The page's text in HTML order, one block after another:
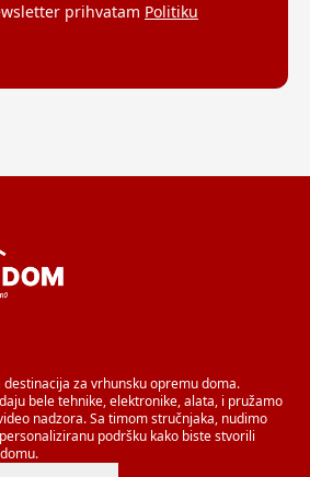
prihvatam Politiku
za vrhunsku opremu doma.
bele tehnike, elektronike, alata, i pružamo
nadzora. Sa timom stručnjaka, nudimo
podršku kako biste stvorili